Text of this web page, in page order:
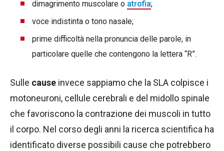
dimagrimento muscolare o atrofia;
voce indistinta o tono nasale;
prime difficoltà nella pronuncia delle parole, in
particolare quelle che contengono la lettera “R”.
Sulle cause invece sappiamo che la SLA colpisce i
motoneuroni, cellule cerebrali e del midollo spinale
che favoriscono la contrazione dei muscoli in tutto
il corpo. Nel corso degli anni la ricerca scientifica ha
identificato diverse possibili cause che potrebbero